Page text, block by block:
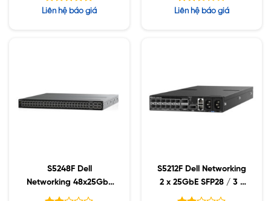
Được xếp
Liên hệ báo giá
Được
Liên hệ báo giá
S5248F Dell
Networking 48x25GbE
SFP28 / 4x100GbE
S5212F Dell Networking
2 x 25GbE SFP28 / 3 x
100GbE QSFP28